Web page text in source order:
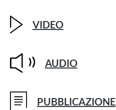
VIDEO
AUDIO
PUBBLICAZIONE